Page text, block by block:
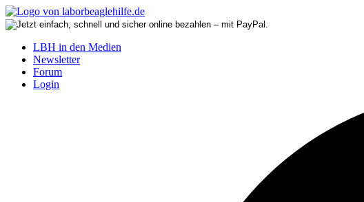
LBH in den Medien
Newsletter
Forum
Login